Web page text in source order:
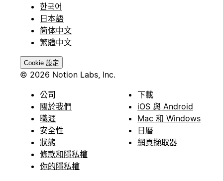
한국어
日本語
简体中文
繁體中文
Cookie 設定
© 2026 Notion Labs, Inc.
公司
關於我們
職涯
安全性
狀態
條款和隱私權
你的隱私權
下載
iOS 與 Android
Mac 和 Windows
日曆
網頁擷取器